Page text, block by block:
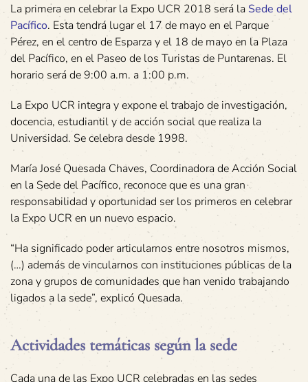
La primera en celebrar la Expo UCR 2018 será la Sede del
Pacífico. Esta tendrá lugar el 17 de mayo en el Parque
Pérez, en el centro de Esparza y el 18 de mayo en la Plaza
del Pacífico, en el Paseo de los Turistas de Puntarenas. El
horario será de 9:00 a.m. a 1:00 p.m.
La Expo UCR integra y expone el trabajo de investigación,
docencia, estudiantil y de acción social que realiza la
Universidad. Se celebra desde 1998.
María José Quesada Chaves, Coordinadora de Acción Social
en la Sede del Pacífico, reconoce que es una gran
responsabilidad y oportunidad ser los primeros en celebrar
la Expo UCR en un nuevo espacio.
“Ha significado poder articularnos entre nosotros mismos,
(…) además de vincularnos con instituciones públicas de la
zona y grupos de comunidades que han venido trabajando
ligados a la sede”, explicó Quesada.
Actividades temáticas según la sede
Cada una de las Expo UCR celebradas en las sedes